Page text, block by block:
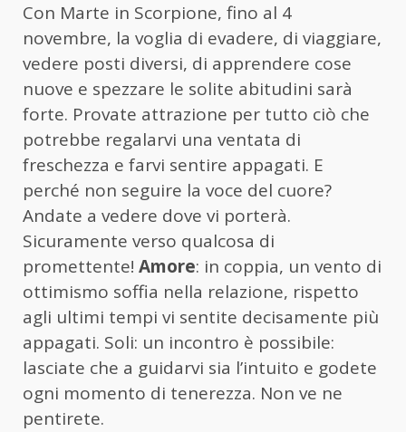
Con Marte in Scorpione, fino al 4
novembre, la voglia di evadere, di viaggiare,
vedere posti diversi, di apprendere cose
nuove e spezzare le solite abitudini sarà
forte. Provate attrazione per tutto ciò che
potrebbe regalarvi una ventata di
freschezza e farvi sentire appagati. E
perché non seguire la voce del cuore?
Andate a vedere dove vi porterà.
Sicuramente verso qualcosa di
promettente! Amore: in coppia, un vento di
ottimismo soffia nella relazione, rispetto
agli ultimi tempi vi sentite decisamente più
appagati. Soli: un incontro è possibile:
lasciate che a guidarvi sia l’intuito e godete
ogni momento di tenerezza. Non ve ne
pentirete.